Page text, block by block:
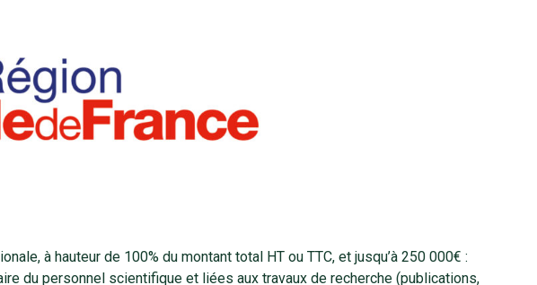
à hauteur de 100% du montant total HT ou TTC, et jusqu’à 250 000€ :
du personnel scientifique et liées aux travaux de recherche (publications,